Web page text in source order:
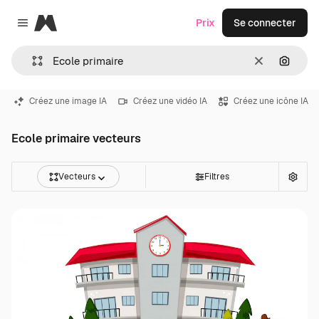
Close menu
Magnific
Effacer
Prix Se connecter
Créez une image IA Créez une vidéo IA Créez une icône IA
Ecole primaire vecteurs
Vecteurs Filtres